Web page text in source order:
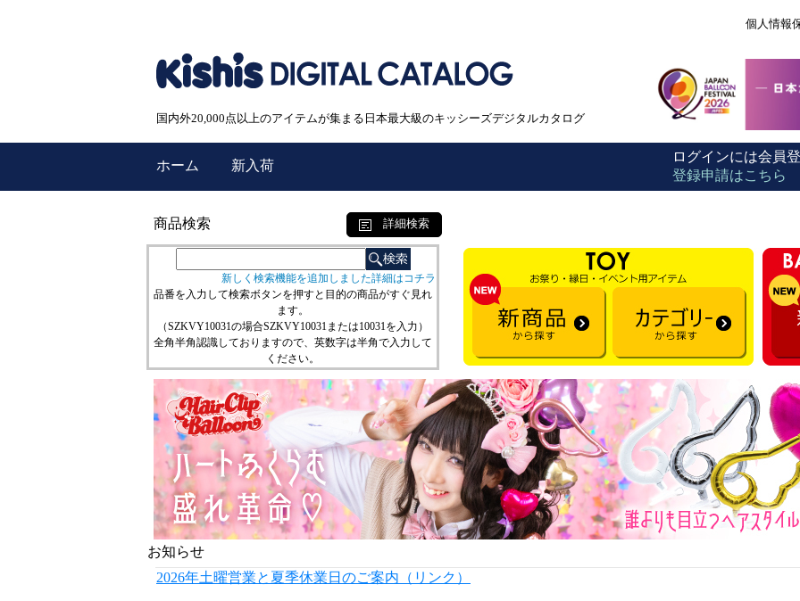
個人情報
国内外20,000点以上のアイテムが集まる日本最大級のキッシーズデジタルカタログ
ホーム 新入荷
ログインには会員
登録申請はこちら
商品検索 詳細検索
新しく検索機能を追加しました詳細はコチラ
品番を入力して検索ボタンを押すと目的の商品がすぐ見れ
ます。
（SZKVY10031の場合SZKVY10031または10031を入力）
全角半角認識しておりますので、英数字は半角で入力して
ください。
お知らせ
2026年土曜営業と夏季休業日のご案内（リンク）